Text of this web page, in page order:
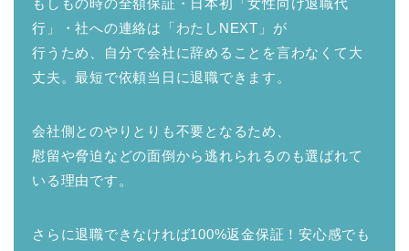
行」・社への連絡は「わたしNEXT」が
行うため、自分で会社に辞めることを言わなくて大
丈夫。最短で依頼当日に退職できます。
会社側とのやりとりも不要となるため、
慰留や脅迫などの面倒から逃れられるのも選ばれて
いる理由です。
さらに退職できなければ100%返金保証！安心感でも